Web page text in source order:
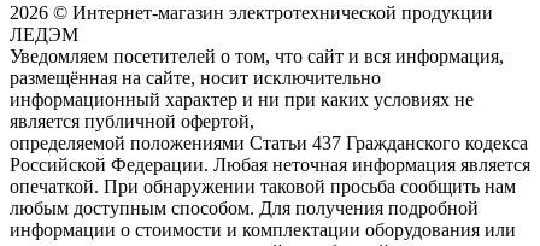
2026 © Интернет-магазин электротехнической продукции
ЛЕДЭМ
Уведомляем посетителей о том, что сайт и вся информация,
размещённая на сайте, носит исключительно
информационный характер и ни при каких условиях не
является публичной офертой,
определяемой положениями Статьи 437 Гражданского кодекса
Российской Федерации. Любая неточная информация является
опечаткой. При обнаружении таковой просьба сообщить нам
любым доступным способом. Для получения подробной
информации о стоимости и комплектации оборудования или